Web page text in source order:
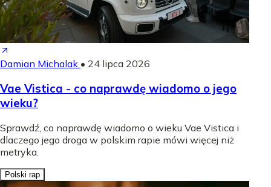
Damian Michalak • 24 lipca 2026
Vae Vistica - co naprawdę wiadomo o jego
wieku?
Sprawdź, co naprawdę wiadomo o wieku Vae Vistica i
dlaczego jego droga w polskim rapie mówi więcej niż
metryka.
Polski rap